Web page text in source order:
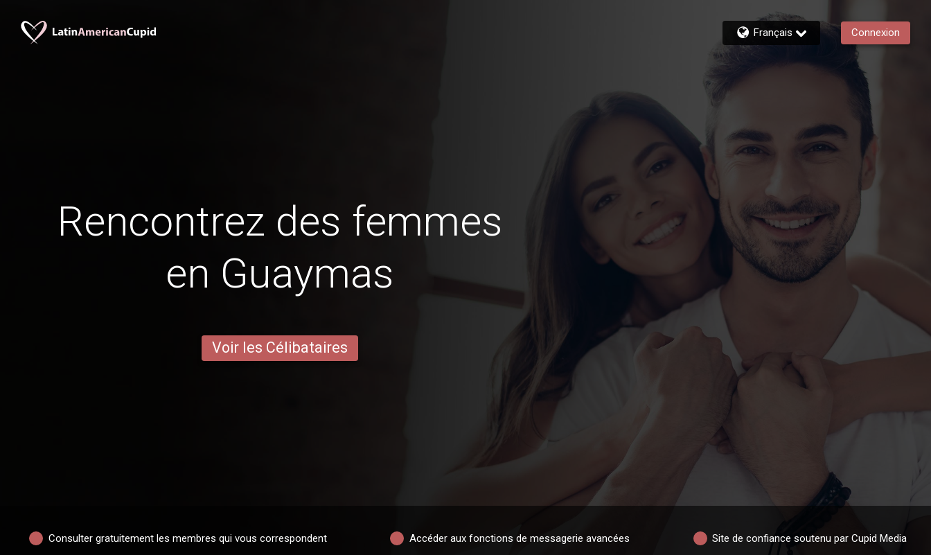
Français Connexion
Rencontrez des femmes
en Guaymas
Voir les Célibataires
Consulter gratuitement les membres qui vous correspondent Accéder aux fonctions de messagerie avancées Site de confiance soutenu par Cupid Media